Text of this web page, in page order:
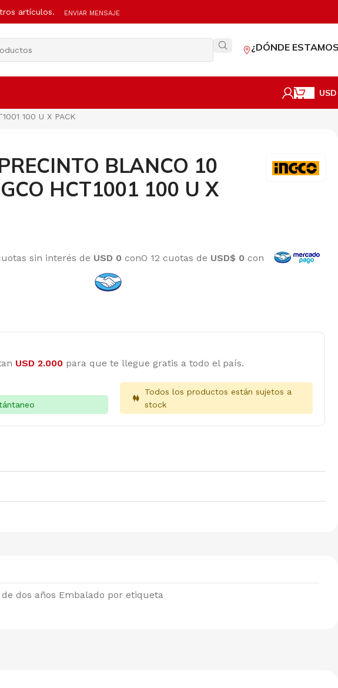
¿DÓNDE
USD
100 U X PACK
BLANCO 10
HCT1001 100 U X
sin interés de USD 0 conO 12 cuotas de USD$ 0 con
USD2.000para que te llegue gratis a todo el país.
Todos los productos están sujetos a
stock
dos años Embalado por etiqueta
artículos. ENVIAR MENSAJE